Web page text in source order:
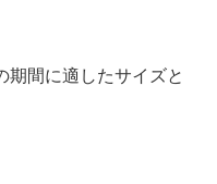
期間に適したサイズと